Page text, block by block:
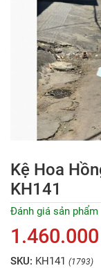
Kệ Hoa
KH141
Đánh giá sản phẩm
SKU: KH141 (1793)